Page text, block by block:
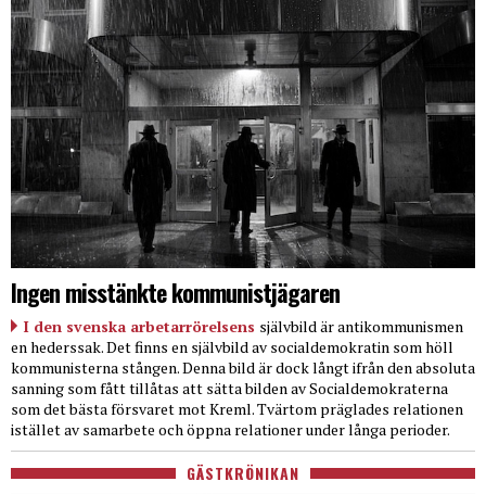
Ingen misstänkte kommunistjägaren
I den svenska arbetarrörelsens självbild är antikommunismen
en hederssak. Det finns en självbild av socialdemokratin som höll
kommunisterna stången. Denna bild är dock långt ifrån den absoluta
sanning som fått tillåtas att sätta bilden av Socialdemokraterna
som det bästa försvaret mot Kreml. Tvärtom präglades relationen
istället av samarbete och öppna relationer under långa perioder.
GÄSTKRÖNIKAN